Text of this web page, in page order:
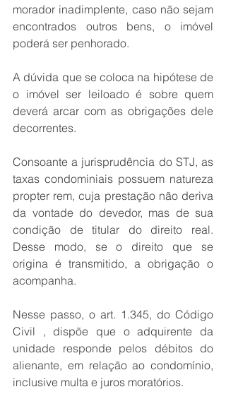
morador inadimplente, caso não sejam
encontrados outros bens, o imóvel
poderá ser penhorado.
A dúvida que se coloca na hipótese de
o imóvel ser leiloado é sobre quem
deverá arcar com as obrigações dele
decorrentes.
Consoante a jurisprudência do STJ, as
taxas condominiais possuem natureza
propter rem, cuja prestação não deriva
da vontade do devedor, mas de sua
condição de titular do direito real.
Desse modo, se o direito que se
origina é transmitido, a obrigação o
acompanha.
Nesse passo, o art. 1.345, do Código
Civil , dispõe que o adquirente da
unidade responde pelos débitos do
alienante, em relação ao condomínio,
inclusive multa e juros moratórios.